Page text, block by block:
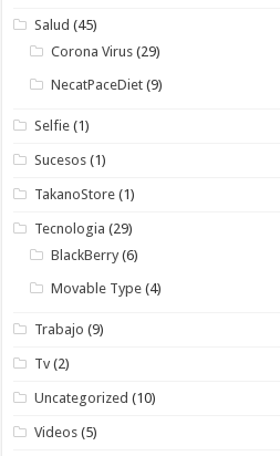
Salud (45)
Corona Virus (29)
NecatPaceDiet (9)
Selfie (1)
Sucesos (1)
TakanoStore (1)
Tecnologia (29)
BlackBerry (6)
Movable Type (4)
Trabajo (9)
Tv (2)
Uncategorized (10)
Videos (5)